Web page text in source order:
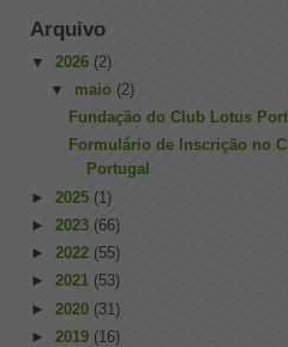
Arquivo
▼ 2026 (2)
▼ maio (2)
Fundação do Club Lotus
Formulário de Inscrição no
Portugal
► 2025 (1)
► 2023 (66)
► 2022 (55)
► 2021 (53)
► 2020 (31)
► 2019 (16)